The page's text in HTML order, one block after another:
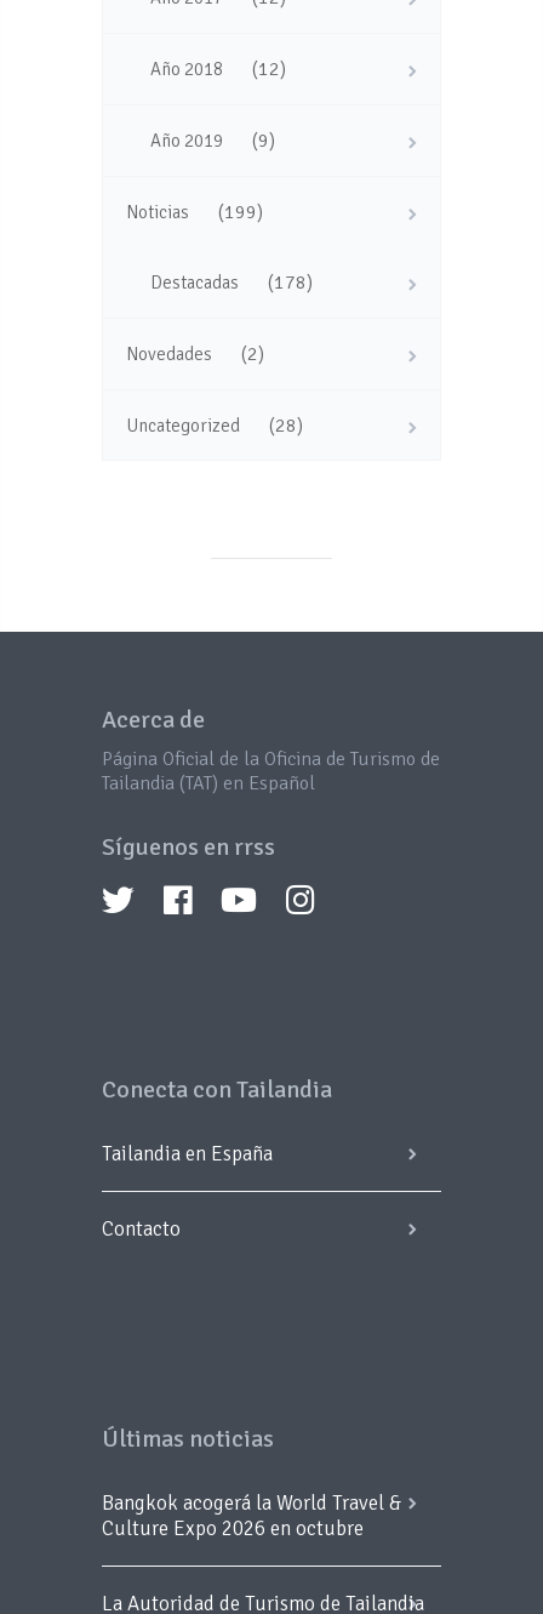
Año 2018 (12)
Año 2019 (9)
Noticias (199)
Destacadas (178)
Novedades (2)
Uncategorized (28)
Acerca de
Página Oficial de la Oficina de Turismo de
Tailandia (TAT) en Español
Síguenos en rrss
Conecta con Tailandia
Tailandia en España
Contacto
Últimas noticias
Bangkok acogerá la World Travel &
Culture Expo 2026 en octubre
La Autoridad de Turismo de Tailandia